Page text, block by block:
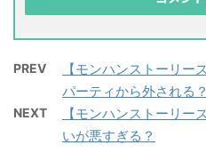
PREV
【モンハンストーリー
パーティから外される？
NEXT
【モンハンストーリー
いが悪すぎる？